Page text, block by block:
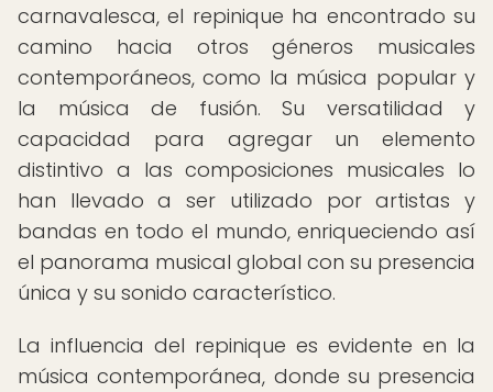
carnavalesca, el repinique ha encontrado su
camino hacia otros géneros musicales
contemporáneos, como la música popular y
la música de fusión. Su versatilidad y
capacidad para agregar un elemento
distintivo a las composiciones musicales lo
han llevado a ser utilizado por artistas y
bandas en todo el mundo, enriqueciendo así
el panorama musical global con su presencia
única y su sonido característico.
La influencia del repinique es evidente en la
música contemporánea, donde su presencia